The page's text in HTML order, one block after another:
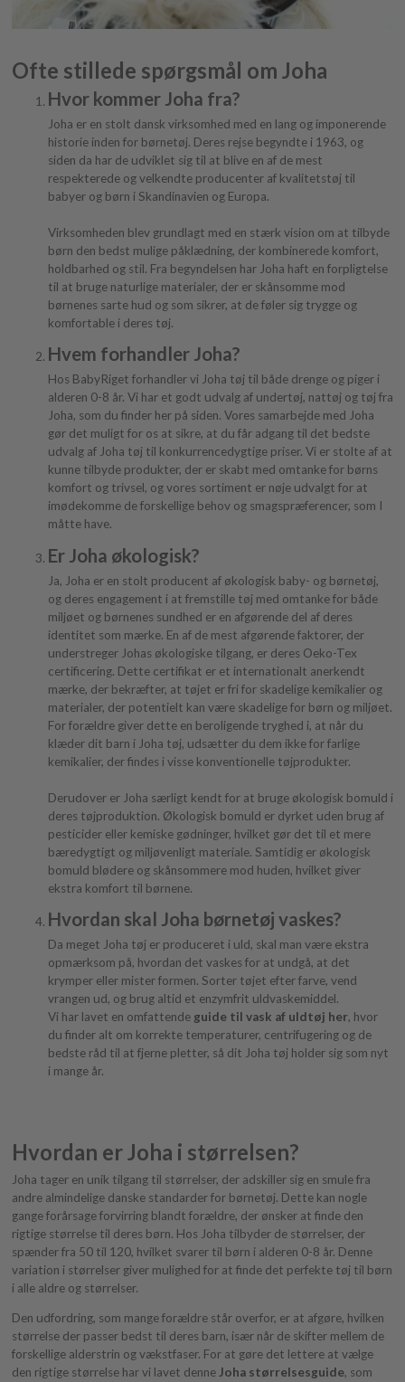
Ofte stillede spørgsmål om Joha
Hvor kommer Joha fra?
Joha er en stolt dansk virksomhed med en lang og imponerende
historie inden for børnetøj. Deres rejse begyndte i 1963, og
siden da har de udviklet sig til at blive en af de mest
respekterede og velkendte producenter af kvalitetstøj til
babyer og børn i Skandinavien og Europa.
Virksomheden blev grundlagt med en stærk vision om at tilbyde
børn den bedst mulige påklædning, der kombinerede komfort,
holdbarhed og stil. Fra begyndelsen har Joha haft en forpligtelse
til at bruge naturlige materialer, der er skånsomme mod
børnenes sarte hud og som sikrer, at de føler sig trygge og
komfortable i deres tøj.
Hvem forhandler Joha?
Hos BabyRiget forhandler vi Joha tøj til både drenge og piger i
alderen 0-8 år. Vi har et godt udvalg af undertøj, nattøj og tøj fra
Joha, som du finder her på siden. Vores samarbejde med Joha
gør det muligt for os at sikre, at du får adgang til det bedste
udvalg af Joha tøj til konkurrencedygtige priser. Vi er stolte af at
kunne tilbyde produkter, der er skabt med omtanke for børns
komfort og trivsel, og vores sortiment er nøje udvalgt for at
imødekomme de forskellige behov og smagspræferencer, som I
måtte have.
Er Joha økologisk?
Ja, Joha er en stolt producent af økologisk baby- og børnetøj,
og deres engagement i at fremstille tøj med omtanke for både
miljøet og børnenes sundhed er en afgørende del af deres
identitet som mærke. En af de mest afgørende faktorer, der
understreger Johas økologiske tilgang, er deres Oeko-Tex
certificering. Dette certifikat er et internationalt anerkendt
mærke, der bekræfter, at tøjet er fri for skadelige kemikalier og
materialer, der potentielt kan være skadelige for børn og miljøet.
For forældre giver dette en beroligende tryghed i, at når du
klæder dit barn i Joha tøj, udsætter du dem ikke for farlige
kemikalier, der findes i visse konventionelle tøjprodukter.
Derudover er Joha særligt kendt for at bruge økologisk bomuld i
deres tøjproduktion. Økologisk bomuld er dyrket uden brug af
pesticider eller kemiske gødninger, hvilket gør det til et mere
bæredygtigt og miljøvenligt materiale. Samtidig er økologisk
bomuld blødere og skånsommere mod huden, hvilket giver
ekstra komfort til børnene.
Hvordan skal Joha børnetøj vaskes?
Da meget Joha tøj er produceret i uld, skal man være ekstra
opmærksom på, hvordan det vaskes for at undgå, at det
krymper eller mister formen. Sorter tøjet efter farve, vend
vrangen ud, og brug altid et enzymfrit uldvaskemiddel.
Vi har lavet en omfattende guide til vask af uldtøj her, hvor
du finder alt om korrekte temperaturer, centrifugering og de
bedste råd til at fjerne pletter, så dit Joha tøj holder sig som nyt
i mange år.
Hvordan er Joha i størrelsen?
Joha tager en unik tilgang til størrelser, der adskiller sig en smule fra
andre almindelige danske standarder for børnetøj. Dette kan nogle
gange forårsage forvirring blandt forældre, der ønsker at finde den
rigtige størrelse til deres børn. Hos Joha tilbyder de størrelser, der
spænder fra 50 til 120, hvilket svarer til børn i alderen 0-8 år. Denne
variation i størrelser giver mulighed for at finde det perfekte tøj til børn
i alle aldre og størrelser.
Den udfordring, som mange forældre står overfor, er at afgøre, hvilken
størrelse der passer bedst til deres barn, især når de skifter mellem de
forskellige alderstrin og vækstfaser. For at gøre det lettere at vælge
den rigtige størrelse har vi lavet denneJoha størrelsesguide, som